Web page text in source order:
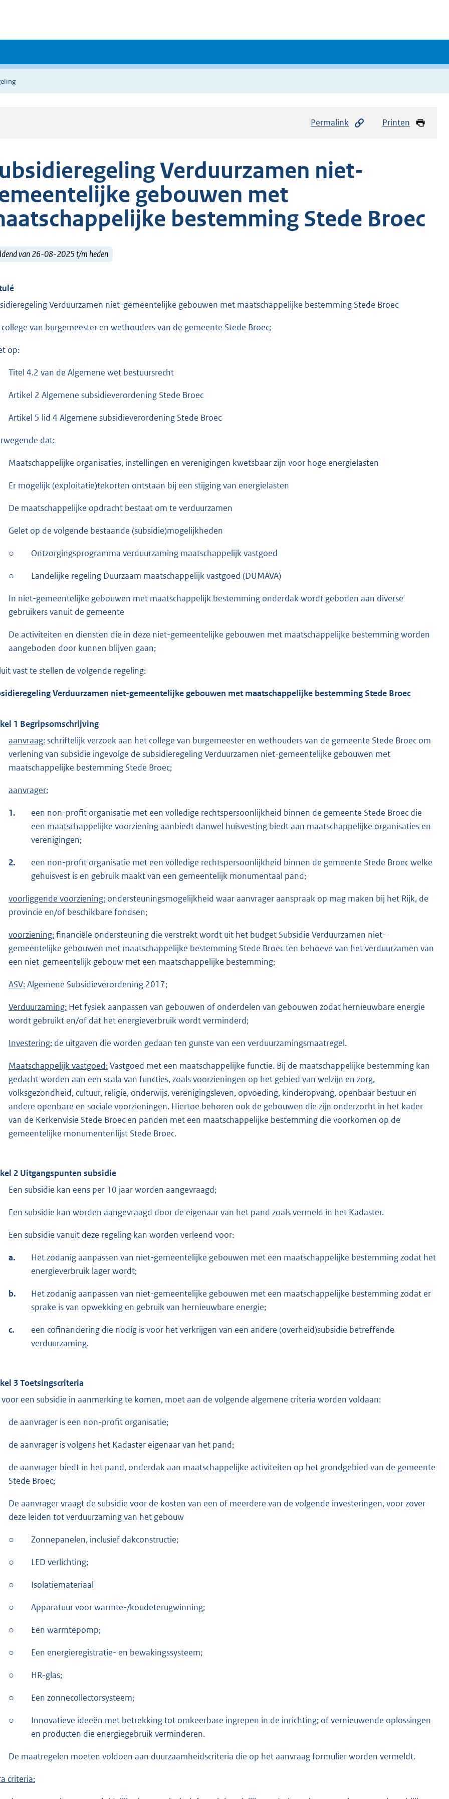
Permalink Printen
Verduurzamen niet-
gebouwen met
bestemming Stede Broec
van 26-08-2025 t/m heden
Verduurzamen niet-gemeentelijke gebouwen met maatschappelijke bestemming Stede Broec
van burgemeester en wethouders van de gemeente Stede Broec;
op:
Titel 4.2 van de Algemene wet bestuursrecht
Artikel 2 Algemene subsidieverordening Stede Broec
Artikel 5 lid 4 Algemene subsidieverordening Stede Broec
dat:
Maatschappelijke organisaties, instellingen en verenigingen kwetsbaar zijn voor hoge energielasten
Er mogelijk (exploitatie)tekorten ontstaan bij een stijging van energielasten
De maatschappelijke opdracht bestaat om te verduurzamen
Gelet op de volgende bestaande (subsidie)mogelijkheden
○ Ontzorgingsprogramma verduurzaming maatschappelijk vastgoed
○ Landelijke regeling Duurzaam maatschappelijk vastgoed (DUMAVA)
In niet-gemeentelijke gebouwen met maatschappelijk bestemming onderdak wordt geboden aan diverse
gebruikers vanuit de gemeente
De activiteiten en diensten die in deze niet-gemeentelijke gebouwen met maatschappelijke bestemming worden
aangeboden door kunnen blijven gaan;
vast te stellen de volgende regeling:
Verduurzamen niet-gemeentelijke gebouwen met maatschappelijke bestemming Stede Broec
1 Begripsomschrijving
aanvraag:schriftelijk verzoek aan het college van burgemeester en wethouders van de gemeente Stede Broec om
verlening van subsidie ingevolge de subsidieregeling Verduurzamen niet-gemeentelijke gebouwen met
maatschappelijke bestemming Stede Broec;
aanvrager:
1.
een non-profit organisatie met een volledige rechtspersoonlijkheid binnen de gemeente Stede Broec die
een maatschappelijke voorziening aanbiedt danwel huisvesting biedt aan maatschappelijke organisaties en
verenigingen;
2.
een non-profit organisatie met een volledige rechtspersoonlijkheid binnen de gemeente Stede Broec welke
gehuisvest is en gebruik maakt van een gemeentelijk monumentaal pand;
voorliggende voorziening: ondersteuningsmogelijkheid waar aanvrager aanspraak op mag maken bij het Rijk, de
provincie en/of beschikbare fondsen;
voorziening:financiële ondersteuning die verstrekt wordt uit het budget Subsidie Verduurzamen niet-
gemeentelijke gebouwen met maatschappelijke bestemming Stede Broec ten behoeve van het verduurzamen van
een niet-gemeentelijk gebouw met een maatschappelijke bestemming;
ASV:Algemene Subsidieverordening 2017;
Verduurzaming: Het fysiek aanpassen van gebouwen of onderdelen van gebouwen zodat hernieuwbare energie
wordt gebruikt en/of dat het energieverbruik wordt verminderd;
Investering: de uitgaven die worden gedaan ten gunste van een verduurzamingsmaatregel.
Maatschappelijk vastgoed:Vastgoed met een maatschappelijke functie. Bij de maatschappelijke bestemming kan
gedacht worden aan een scala van functies, zoals voorzieningen op het gebied van welzijn en zorg,
volksgezondheid, cultuur, religie, onderwijs, verenigingsleven, opvoeding, kinderopvang, openbaar bestuur en
andere openbare en sociale voorzieningen. Hiertoe behoren ook de gebouwen die zijn onderzocht in het kader
van de Kerkenvisie Stede Broec en panden met een maatschappelijke bestemming die voorkomen op de
gemeentelijke monumentenlijst Stede Broec.
2 Uitgangspunten subsidie
Een subsidie kan eens per 10 jaar worden aangevraagd;
Een subsidie kan worden aangevraagd door de eigenaar van het pand zoals vermeld in het Kadaster.
Een subsidie vanuit deze regeling kan worden verleend voor:
a.
Het zodanig aanpassen van niet-gemeentelijke gebouwen met een maatschappelijke bestemming zodat het
energieverbruik lager wordt;
b.
Het zodanig aanpassen van niet-gemeentelijke gebouwen met een maatschappelijke bestemming zodat er
sprake is van opwekking en gebruik van hernieuwbare energie;
c.
een cofinanciering die nodig is voor het verkrijgen van een andere (overheid)subsidie betreffende
verduurzaming.
3 Toetsingscriteria
voor een subsidie in aanmerking te komen, moet aan de volgende algemene criteria worden voldaan:
de aanvrager is een non-profit organisatie;
de aanvrager is volgens het Kadaster eigenaar van het pand;
de aanvrager biedt in het pand, onderdak aan maatschappelijke activiteiten op het grondgebied van de gemeente
Stede Broec;
De aanvrager vraagt de subsidie voor de kosten van een of meerdere van de volgende investeringen, voor zover
deze leiden tot verduurzaming van het gebouw
○ Zonnepanelen, inclusief dakconstructie;
○ LED verlichting;
○ Isolatiemateriaal
○ Apparatuur voor warmte-/koudeterugwinning;
○ Een warmtepomp;
○ Een energieregistratie- en bewakingssysteem;
○ HR-glas;
○ Een zonnecollectorsysteem;
○
Innovatieve ideeën met betrekking tot omkeerbare ingrepen in de inrichting; of vernieuwende oplossingen
en producten die energiegebruik verminderen.
De maatregelen moeten voldoen aan duurzaamheidscriteria die op het aanvraag formulier worden vermeldt.
criteria: